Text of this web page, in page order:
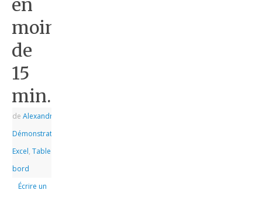
en
moins
de
15
min.
deAlexandre
Démonstrations
Excel,Tableau de
bord
Écrire un